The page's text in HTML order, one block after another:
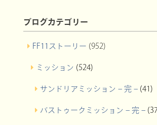
ブログカテゴリー
FF11ストーリー (952)
ミッション (524)
サンドリアミッション – 完 –(41)
バストゥークミッション – 完 –